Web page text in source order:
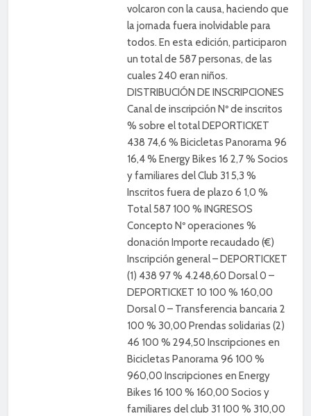
volcaron con la causa, haciendo que
la jornada fuera inolvidable para
todos. En esta edición, participaron
un total de 587 personas, de las
cuales 240 eran niños.
DISTRIBUCIÓN DE INSCRIPCIONES
Canal de inscripción Nº de inscritos
% sobre el total DEPORTICKET
438 74,6 % Bicicletas Panorama 96
16,4 % Energy Bikes 16 2,7 % Socios
y familiares del Club 31 5,3 %
Inscritos fuera de plazo 6 1,0 %
Total 587 100 % INGRESOS
Concepto Nº operaciones %
donación Importe recaudado (€)
Inscripción general – DEPORTICKET
(1) 438 97 % 4.248,60 Dorsal 0 –
DEPORTICKET 10 100 % 160,00
Dorsal 0 – Transferencia bancaria 2
100 % 30,00 Prendas solidarias (2)
46 100 % 294,50 Inscripciones en
Bicicletas Panorama 96 100 %
960,00 Inscripciones en Energy
Bikes 16 100 % 160,00 Socios y
familiares del club 31 100 % 310,00